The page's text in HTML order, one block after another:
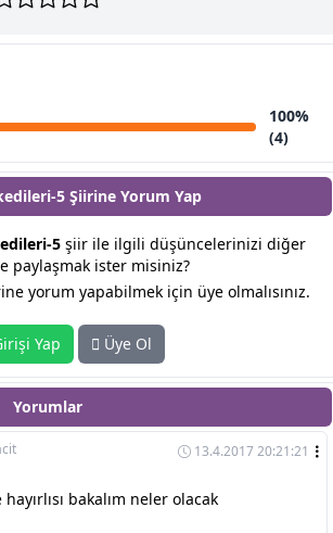
100%
(4)
5 Şiirine Yorum Yap
5şiir ile ilgili düşüncelerinizi diğer
paylaşmak ister misiniz?
yorum yapabilmek için üye olmalısınız.
Yap Üye Ol
Yorumlar
13.4.2017 20:21:21
bakalım neler olacak